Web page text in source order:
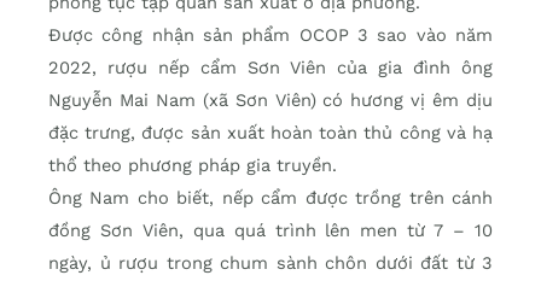
Được công nhận sản phẩm OCOP 3 sao vào năm
2022, rượu nếp cẩm Sơn Viên của gia đình ông
Nguyễn Mai Nam (xã Sơn Viên) có hương vị êm dịu
đặc trưng, được sản xuất hoàn toàn thủ công và hạ
thổ theo phương pháp gia truyền.
Ông Nam cho biết, nếp cẩm được trồng trên cánh
đồng Sơn Viên, qua quá trình lên men từ 7 – 10
ngày, ủ rượu trong chum sành chôn dưới đất từ 3